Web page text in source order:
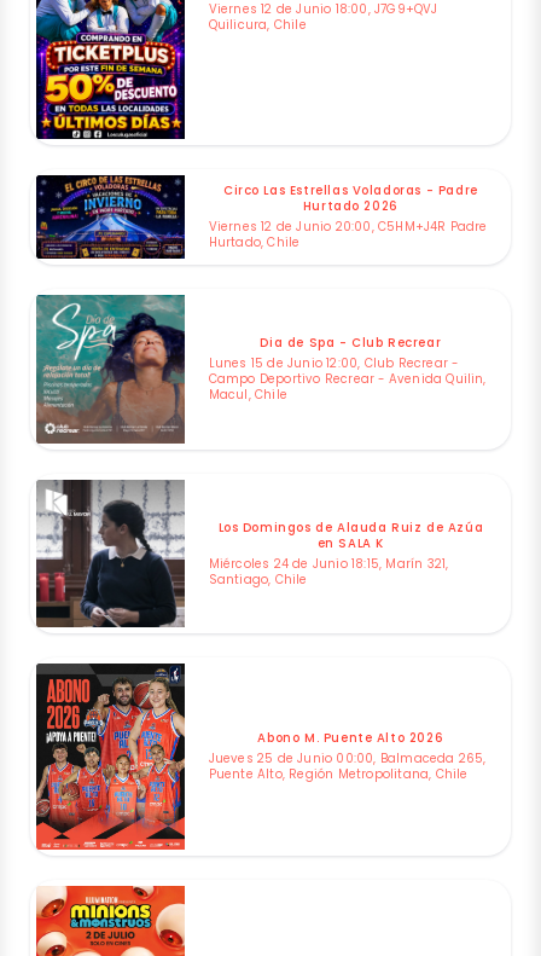
Viernes 12 de Junio 18:00, J7G9+QVJ
Quilicura, Chile
Circo Las Estrellas Voladoras - Padre
Hurtado 2026
Viernes 12 de Junio 20:00, C5HM+J4R Padre
Hurtado, Chile
Dia de Spa - Club Recrear
Lunes 15 de Junio 12:00, Club Recrear -
Campo Deportivo Recrear - Avenida Quilin,
Macul, Chile
Los Domingos de Alauda Ruiz de Azúa
en SALA K
Miércoles 24 de Junio 18:15, Marín 321,
Santiago, Chile
Abono M. Puente Alto 2026
Jueves 25 de Junio 00:00, Balmaceda 265,
Puente Alto, Región Metropolitana, Chile